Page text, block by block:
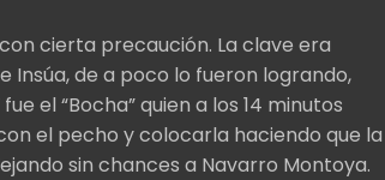
cierta precaución. La clave era
Insúa, de a poco lo fueron logrando,
el “Bocha” quien a los 14 minutos
el pecho y colocarla haciendo que la
sin chances a Navarro Montoya.